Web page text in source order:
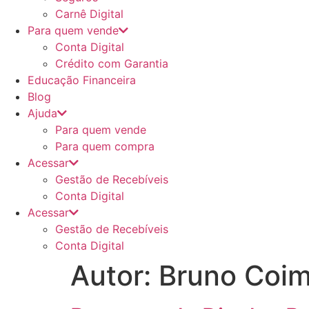
Carnê Digital
Para quem vende
Conta Digital
Crédito com Garantia
Educação Financeira
Blog
Ajuda
Para quem vende
Para quem compra
Acessar
Gestão de Recebíveis
Conta Digital
Acessar
Gestão de Recebíveis
Conta Digital
Autor: Bruno